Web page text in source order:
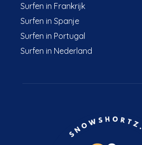
Surfen in Frankrijk
Surfen in Spanje
Surfen in Portugal
Surfen in Nederland